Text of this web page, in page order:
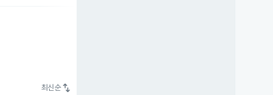
최신순 swap_vert